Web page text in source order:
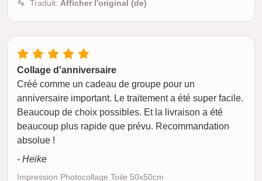
Traduit: Afficher l'original (de)
Collage d'anniversaire
Créé comme un cadeau de groupe pour un
anniversaire important. Le traitement a été super facile.
Beaucoup de choix possibles. Et la livraison a été
beaucoup plus rapide que prévu. Recommandation
absolue !
- Heike
Impression Photocollage Toile 50x50cm